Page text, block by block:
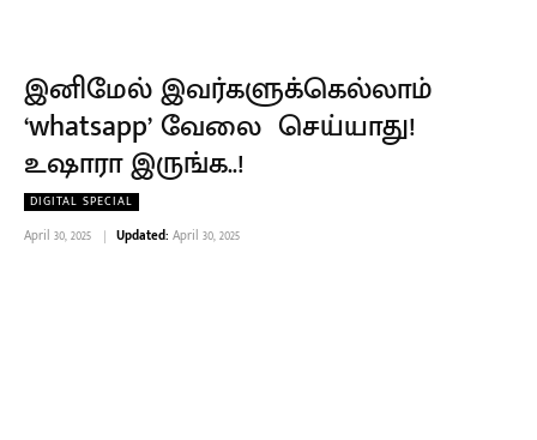
இனிமேல் இவர்களுக்கெல்லாம்
‘whatsapp’ வேலை செய்யாது!
உஷாரா இருங்க..!
DIGITAL SPECIAL
April 30, 2025 Updated: April 30, 2025